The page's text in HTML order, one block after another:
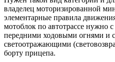
владелец моторизированной
элементарные правила
мотоблок по автотрассе нужно
передними ходовыми огнями и
светоотражающими
борту прицепа.